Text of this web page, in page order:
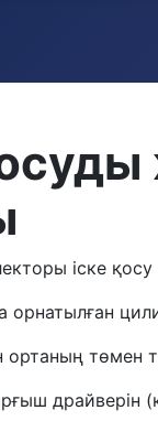
іске
төмен
драйверін